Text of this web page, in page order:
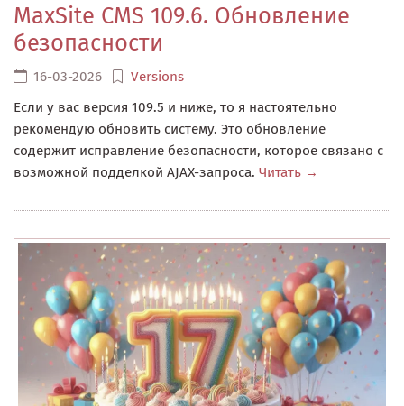
MaxSite CMS 109.6. Обновление
безопасности
16-03-2026
Versions
Если у вас версия 109.5 и ниже, то я настоятельно
рекомендую обновить систему. Это обновление
содержит исправление безопасности, которое связано с
возможной подделкой AJAX-запроса. Читать